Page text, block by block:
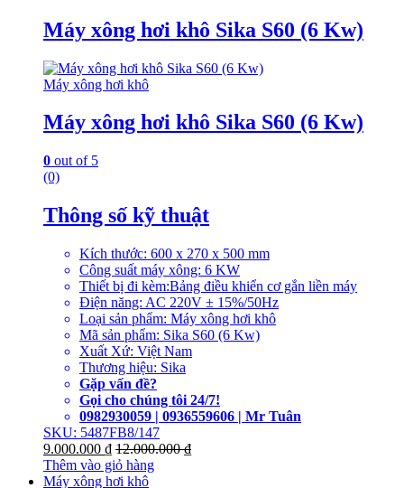
Máy xông hơi khô Sika S60 (6 Kw)
Máy xông hơi khô
Máy xông hơi khô Sika S60 (6 Kw)
0 out of 5
(0)
Thông số kỹ thuật
Kích thước: 600 x 270 x 500 mm
Công suất máy xông: 6 KW
Thiết bị đi kèm:Bảng điều khiển cơ gắn liền máy
Điện năng: AC 220V ± 15%/50Hz
Loại sản phẩm: Máy xông hơi khô
Mã sản phẩm: Sika S60 (6 Kw)
Xuất Xứ: Việt Nam
Thương hiệu: Sika
Gặp vấn đề?
Gọi cho chúng tôi 24/7!
0982930059 | 0936559606 | Mr Tuân
SKU: 5487FB8/147
9.000.000 ₫ 12.000.000₫
Thêm vào giỏ hàng
Máy xông hơi khô